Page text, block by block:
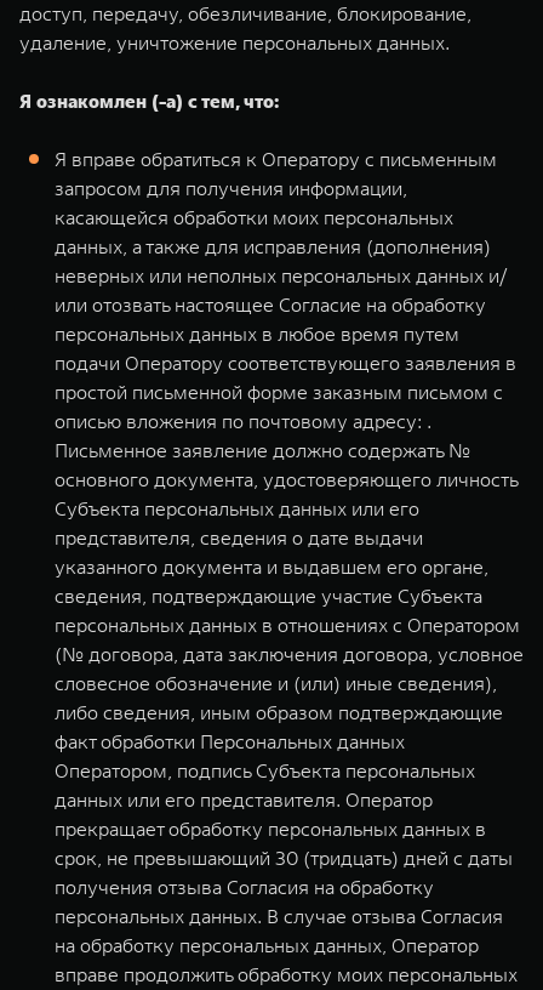
доступ, передачу, обезличивание, блокирование,
удаление, уничтожение персональных данных.
Я ознакомлен (-а) с тем, что:
Я вправе обратиться к Оператору с письменным
запросом для получения информации,
касающейся обработки моих персональных
данных, а также для исправления (дополнения)
неверных или неполных персональных данных и/
или отозвать настоящее Согласие на обработку
персональных данных в любое время путем
подачи Оператору соответствующего заявления в
простой письменной форме заказным письмом с
описью вложения по почтовому адресу: .
Письменное заявление должно содержать №
основного документа, удостоверяющего личность
Субъекта персональных данных или его
представителя, сведения о дате выдачи
указанного документа и выдавшем его органе,
сведения, подтверждающие участие Субъекта
персональных данных в отношениях с Оператором
(№ договора, дата заключения договора, условное
словесное обозначение и (или) иные сведения),
либо сведения, иным образом подтверждающие
факт обработки Персональных данных
Оператором, подпись Субъекта персональных
данных или его представителя. Оператор
прекращает обработку персональных данных в
срок, не превышающий 30 (тридцать) дней с даты
получения отзыва Согласия на обработку
персональных данных. В случае отзыва Согласия
на обработку персональных данных, Оператор
вправе продолжить обработку моих персональных